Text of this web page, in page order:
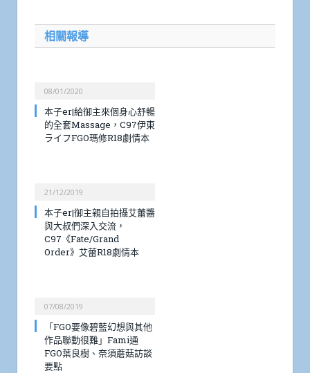
相關報導
08/01/2020
本子er|給御主來個身心舒暢
的全套Massage，C97伊東
ライフFGO瑪修R18劇情本
21/12/2019
本子er|御主親自拍攝艾蕾醬
與大叔們深入交流，
C97《Fate/Grand
Order》艾蕾R18劇情本
07/08/2019
「FGO要像碧藍幻想與其他
作品聯動很難」Fami通
FGO葉良樹、奈須蘑菇訪談
要點